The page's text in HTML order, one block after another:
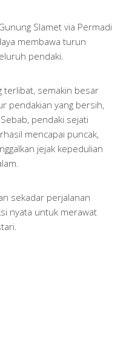
Slamet via Permadi
membawa turun
pendaki.
terlibat, semakin besar
pendakian yang bersih,
pendaki sejati
mencapai puncak,
jejak kepedulian
sekadar perjalanan
nyata untuk merawat